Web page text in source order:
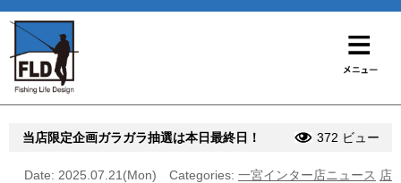
当店限定企画ガラガラ抽選は本日最終日！ 372 ビュー
Date: 2025.07.21(Mon) Categories: 一宮インター店ニュース 店